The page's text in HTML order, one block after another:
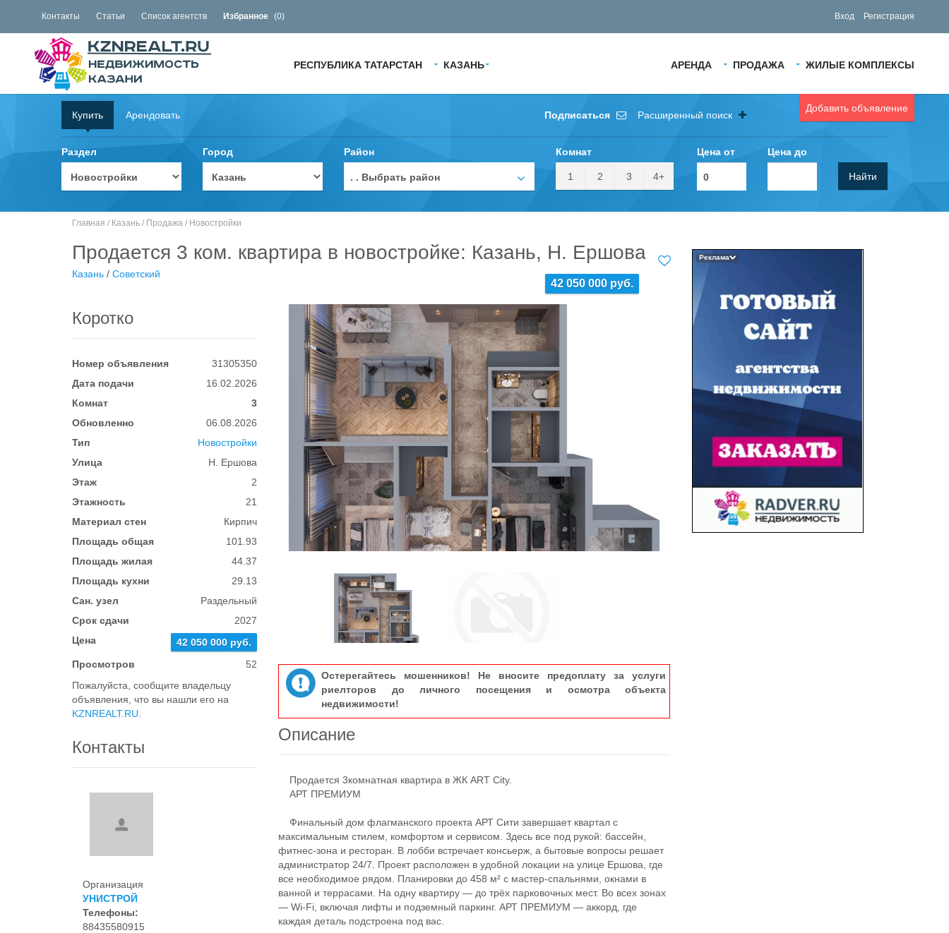
Контакты Статьи Список агентств Избранное (0) Вход Регистрация
АРЕНДА ПРОДАЖА ЖИЛЫЕ КОМПЛЕКСЫ
РЕСПУБЛИКА ТАТАРСТАН КАЗАНЬ
Добавить объявление
Купить Арендовать Подписаться Расширенный поиск
Раздел Город Район
. . Выбрать район
Комнат
1 2 3 4+
Цена от Цена до
Найти
Главная / Казань / Продажа / Новостройки
Продается 3 ком. квартира в новостройке: Казань, Н. Ершова
42 050 000 руб.
Казань / Советский
Коротко
Номер объявления
31305350
Дата подачи
16.02.2026
Комнат
3
Обновленно
06.08.2026
Тип
Новостройки
Улица
Н. Ершова
Этаж
2
Этажность
21
Материал стен
Кирпич
Площадь общая
101.93
Площадь жилая
44.37
Площадь кухни
29.13
Сан. узел
Раздельный
Срок сдачи
2027
Цена
42 050 000 руб.
Просмотров
52
Пожалуйста, сообщите владельцу
объявления, что вы нашли его на
KZNREALT.RU
Контакты
Организация
УНИСТРОЙ
Телефоны:
88435580915
Остерегайтесь мошенников! Не вносите предоплату за услуги
риелторов до личного посещения и осмотра объекта
недвижимости!
Описание
Продается 3комнатная квартира в ЖК ART City.
АРТ ПРЕМИУМ
Финальный дом флагманского проекта АРТ Сити завершает квартал с
максимальным стилем, комфортом и сервисом. Здесь все под рукой: бассейн,
фитнес-зона и ресторан. В лобби встречает консьерж, а бытовые вопросы решает
администратор 24/7. Проект расположен в удобной локации на улице Ершова, где
все необходимое рядом. Планировки до 458 м² с мастер-спальнями, окнами в
ванной и террасами. На одну квартиру — до трёх парковочных мест. Во всех зонах
— Wi-Fi, включая лифты и подземный паркинг. АРТ ПРЕМИУМ — аккорд, где
каждая деталь подстроена под вас.
Реклама